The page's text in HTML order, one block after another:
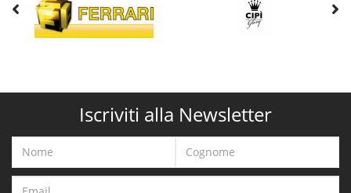
Iscriviti alla Newsletter